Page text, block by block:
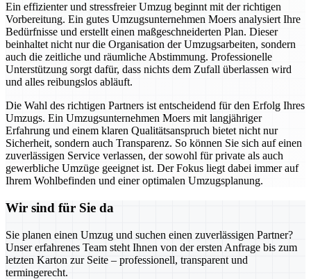
Ein effizienter und stressfreier Umzug beginnt mit der richtigen
Vorbereitung. Ein gutes Umzugsunternehmen Moers analysiert Ihre
Bedürfnisse und erstellt einen maßgeschneiderten Plan. Dieser
beinhaltet nicht nur die Organisation der Umzugsarbeiten, sondern
auch die zeitliche und räumliche Abstimmung. Professionelle
Unterstützung sorgt dafür, dass nichts dem Zufall überlassen wird
und alles reibungslos abläuft.
Die Wahl des richtigen Partners ist entscheidend für den Erfolg Ihres
Umzugs. Ein Umzugsunternehmen Moers mit langjähriger
Erfahrung und einem klaren Qualitätsanspruch bietet nicht nur
Sicherheit, sondern auch Transparenz. So können Sie sich auf einen
zuverlässigen Service verlassen, der sowohl für private als auch
gewerbliche Umzüge geeignet ist. Der Fokus liegt dabei immer auf
Ihrem Wohlbefinden und einer optimalen Umzugsplanung.
Wir sind für Sie da
Sie planen einen Umzug und suchen einen zuverlässigen Partner?
Unser erfahrenes Team steht Ihnen von der ersten Anfrage bis zum
letzten Karton zur Seite – professionell, transparent und
termingerecht.